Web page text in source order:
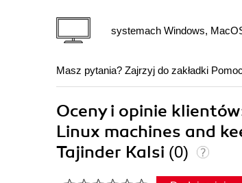
systemach Windows,
Masz pytania? Zajrzyj do zakładki Pomoc
Oceny i opinie
Linux machines and
Tajinder Kalsi (0)